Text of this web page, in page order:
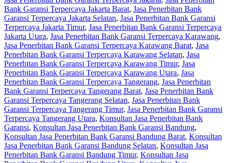
Bank Garansi Terpercaya Jakarta Barat, Jasa Penerbitan Bank
Garansi Terpercaya Jakarta Selatan, Jasa Penerbitan Bank Garansi
Terpercaya Jakarta Timur, Jasa Penerbitan Bank Garansi Terpercaya
Jakarta Utara, Jasa Penerbitan Bank Garansi Terpercaya Karawang,
Jasa Penerbitan Bank Garansi Terpercaya Karawang Barat, Jasa
Penerbitan Bank Garansi Terpercaya Karawang Selatan, Jasa
Penerbitan Bank Garansi Terpercaya Karawang Timur, Jasa
Penerbitan Bank Garansi Terpercaya Karawang Utara, Jasa
Penerbitan Bank Garansi Terpercaya Tangerang, Jasa Penerbitan
Bank Garansi Terpercaya Tangerang Barat, Jasa Penerbitan Bank
Garansi Terpercaya Tangerang Selatan, Jasa Penerbitan Bank
Garansi Terpercaya Tangerang Timur, Jasa Penerbitan Bank Garansi
Terpercaya Tangerang Utara, Konsultan Jasa Penerbitan Bank
Garansi, Konsultan Jasa Penerbitan Bank Garansi Bandung,
Konsultan Jasa Penerbitan Bank Garansi Bandung Barat, Konsultan
Jasa Penerbitan Bank Garansi Bandung Selatan, Konsultan Jasa
Penerbitan Bank Garansi Bandung Timur, Konsultan Jasa